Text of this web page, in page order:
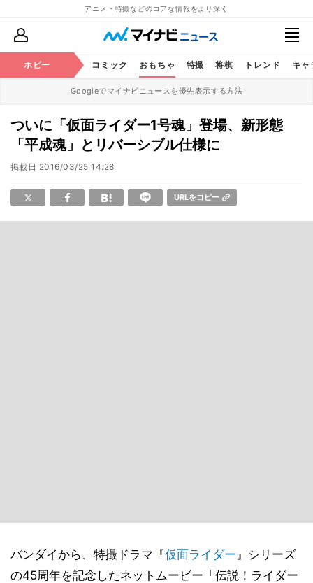
アニメ・特撮などのコアな情報をより深く
ホビー
アニメ コミック おもちゃ 特撮 将棋 トレンド キャ
Googleでマイナビニュースを優先表示する方法
ついに「仮面ライダー1号魂」登場、新形態
「平成魂」とリバーシブル仕様に
掲載日 2016/03/25 14:28
URLをコピー
バンダイから、特撮ドラマ『仮面ライダー』シリーズ
の45周年を記念したネットムービー「伝説！ライダー